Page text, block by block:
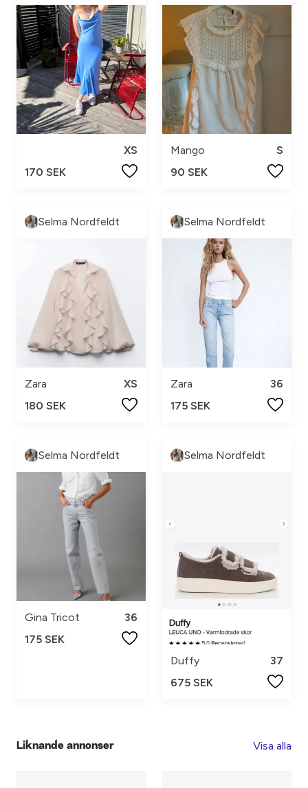
XS
170 SEK
Mango
S
90 SEK
Selma Nordfeldt
Zara
XS
180 SEK
Selma Nordfeldt
Zara
36
175 SEK
Selma Nordfeldt
Gina Tricot
36
175 SEK
Selma Nordfeldt
Duffy
37
675 SEK
Liknande annonser Visa alla